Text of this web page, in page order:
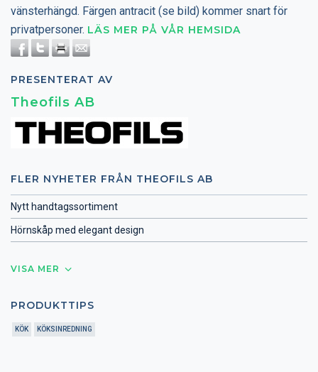
vänsterhängd. Färgen antracit (se bild) kommer snart för
privatpersoner. LÄS MER PÅ VÅR HEMSIDA
PRESENTERAT AV
Theofils AB
FLER NYHETER FRÅN THEOFILS AB
Nytt handtagssortiment
Hörnskåp med elegant design
VISA MER
PRODUKTTIPS
KÖK KÖKSINREDNING